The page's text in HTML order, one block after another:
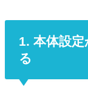
1. 本体設
る